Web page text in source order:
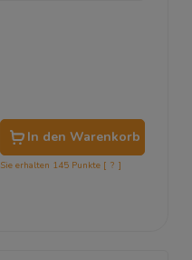
In den Warenkorb
Sie erhalten 145 Punkte [ ? ]